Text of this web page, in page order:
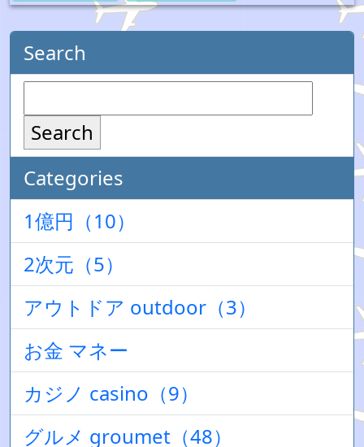
Search
Search
Categories
1億円（10）
2次元（5）
アウトドア outdoor（3）
お金 マネー
カジノ casino（9）
グルメ groumet（48）